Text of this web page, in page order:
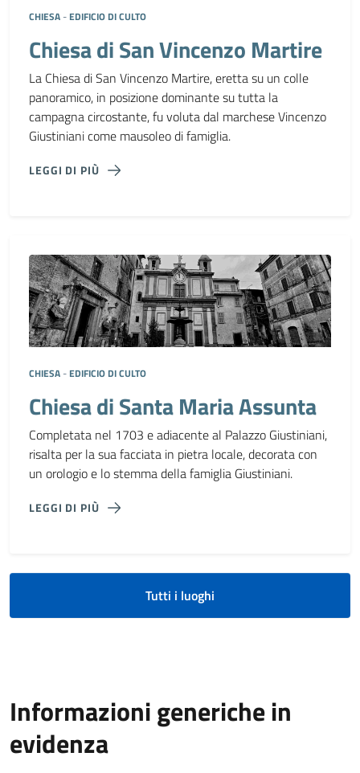
CHIESA - EDIFICIO DI CULTO
Chiesa di San Vincenzo Martire
La Chiesa di San Vincenzo Martire, eretta su un colle
panoramico, in posizione dominante su tutta la
campagna circostante, fu voluta dal marchese Vincenzo
Giustiniani come mausoleo di famiglia.
LEGGI DI PIÙ
CHIESA - EDIFICIO DI CULTO
Chiesa di Santa Maria Assunta
Completata nel 1703 e adiacente al Palazzo Giustiniani,
risalta per la sua facciata in pietra locale, decorata con
un orologio e lo stemma della famiglia Giustiniani.
LEGGI DI PIÙ
Tutti i luoghi
Informazioni generiche in
evidenza